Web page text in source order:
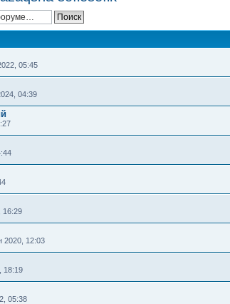
05:45
04:39
16:29
2020, 12:03
18:19
05:38